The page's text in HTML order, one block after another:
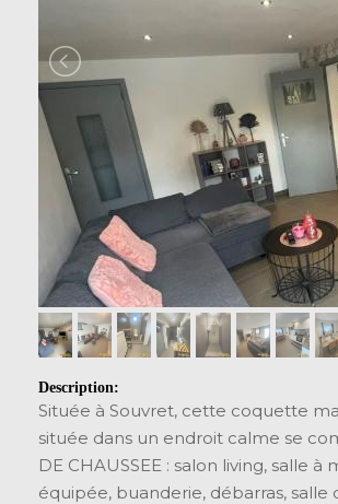
Description:
Située à Souvret, cette coquette
située dans un endroit calme se
DE CHAUSSEE : salon living, salle à
équipée, buanderie, débarras, salle